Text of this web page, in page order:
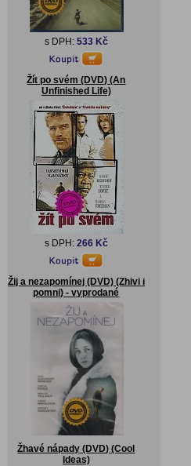
s DPH: 533 Kč
Žít po svém (DVD) (An
Unfinished Life)
s DPH: 266 Kč
Žij a nezapomínej (DVD) (Zhivi i
pomni) - vyprodané
Žhavé nápady (DVD) (Cool
Ideas)